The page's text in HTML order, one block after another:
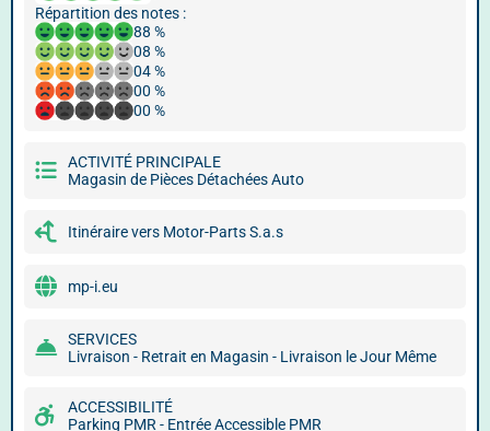
Répartition des notes :
88 %
08 %
04 %
00 %
00 %
ACTIVITÉ PRINCIPALE
Magasin de Pièces Détachées Auto
Itinéraire vers Motor-Parts S.a.s
mp-i.eu
SERVICES
Livraison - Retrait en Magasin - Livraison le Jour Même
ACCESSIBILITÉ
Parking PMR - Entrée Accessible PMR